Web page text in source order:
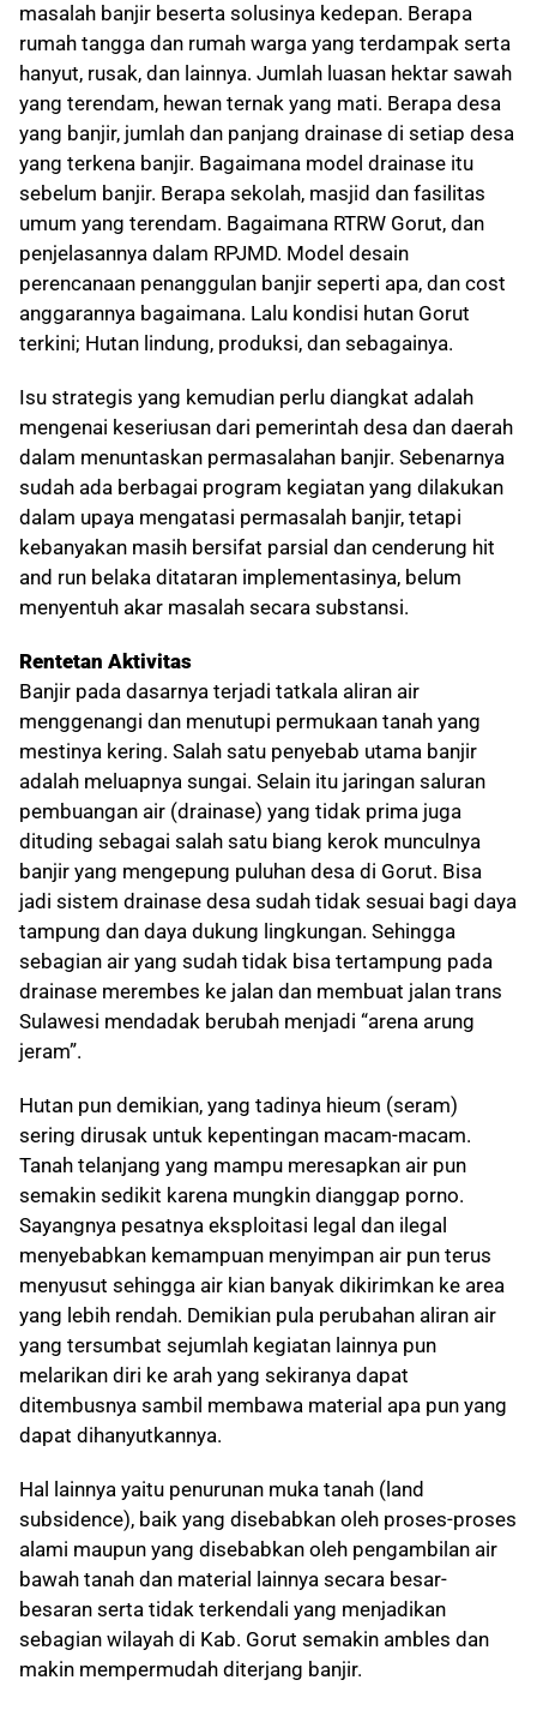
masalah banjir beserta solusinya kedepan. Berapa
rumah tangga dan rumah warga yang terdampak serta
hanyut, rusak, dan lainnya. Jumlah luasan hektar sawah
yang terendam, hewan ternak yang mati. Berapa desa
yang banjir, jumlah dan panjang drainase di setiap desa
yang terkena banjir. Bagaimana model drainase itu
sebelum banjir. Berapa sekolah, masjid dan fasilitas
umum yang terendam. Bagaimana RTRW Gorut, dan
penjelasannya dalam RPJMD. Model desain
perencanaan penanggulan banjir seperti apa, dan cost
anggarannya bagaimana. Lalu kondisi hutan Gorut
terkini; Hutan lindung, produksi, dan sebagainya.
Isu strategis yang kemudian perlu diangkat adalah
mengenai keseriusan dari pemerintah desa dan daerah
dalam menuntaskan permasalahan banjir. Sebenarnya
sudah ada berbagai program kegiatan yang dilakukan
dalam upaya mengatasi permasalah banjir, tetapi
kebanyakan masih bersifat parsial dan cenderung hit
and run belaka ditataran implementasinya, belum
menyentuh akar masalah secara substansi.
Rentetan Aktivitas
Banjir pada dasarnya terjadi tatkala aliran air
menggenangi dan menutupi permukaan tanah yang
mestinya kering. Salah satu penyebab utama banjir
adalah meluapnya sungai. Selain itu jaringan saluran
pembuangan air (drainase) yang tidak prima juga
dituding sebagai salah satu biang kerok munculnya
banjir yang mengepung puluhan desa di Gorut. Bisa
jadi sistem drainase desa sudah tidak sesuai bagi daya
tampung dan daya dukung lingkungan. Sehingga
sebagian air yang sudah tidak bisa tertampung pada
drainase merembes ke jalan dan membuat jalan trans
Sulawesi mendadak berubah menjadi “arena arung
jeram”.
Hutan pun demikian, yang tadinya hieum (seram)
sering dirusak untuk kepentingan macam-macam.
Tanah telanjang yang mampu meresapkan air pun
semakin sedikit karena mungkin dianggap porno.
Sayangnya pesatnya eksploitasi legal dan ilegal
menyebabkan kemampuan menyimpan air pun terus
menyusut sehingga air kian banyak dikirimkan ke area
yang lebih rendah. Demikian pula perubahan aliran air
yang tersumbat sejumlah kegiatan lainnya pun
melarikan diri ke arah yang sekiranya dapat
ditembusnya sambil membawa material apa pun yang
dapat dihanyutkannya.
Hal lainnya yaitu penurunan muka tanah (land
subsidence), baik yang disebabkan oleh proses-proses
alami maupun yang disebabkan oleh pengambilan air
bawah tanah dan material lainnya secara besar-
besaran serta tidak terkendali yang menjadikan
sebagian wilayah di Kab. Gorut semakin ambles dan
makin mempermudah diterjang banjir.